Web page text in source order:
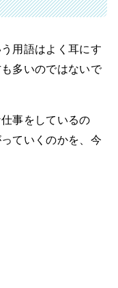
用語はよく耳にす
多いのではないで
事をしているの
ていくのかを、今